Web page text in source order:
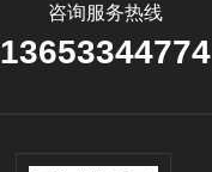
咨询服务热线
13653344774